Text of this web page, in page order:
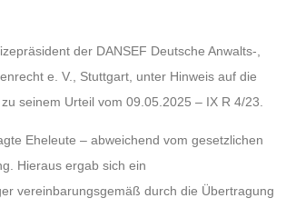
der DANSEF Deutsche Anwalts-,
e. V., Stuttgart, unter Hinweis auf die
seinem Urteil vom 09.05.2025 – IX R 4/23.
Eheleute – abweichend vom gesetzlichen
Hieraus ergab sich ein
vereinbarungsgemäß durch die Übertragung